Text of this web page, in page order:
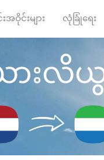
ဝိုင်းများ လုံခြုံရေး
းလိယွ